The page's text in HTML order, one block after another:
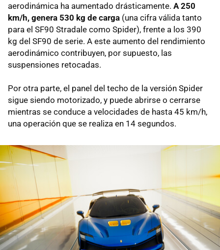
aerodinámica ha aumentado drásticamente. A 250
km/h, genera 530 kg de carga (una cifra válida tanto
para el SF90 Stradale como Spider), frente a los 390
kg del SF90 de serie. A este aumento del rendimiento
aerodinámico contribuyen, por supuesto, las
suspensiones retocadas.
Por otra parte, el panel del techo de la versión Spider
sigue siendo motorizado, y puede abrirse o cerrarse
mientras se conduce a velocidades de hasta 45 km/h,
una operación que se realiza en 14 segundos.